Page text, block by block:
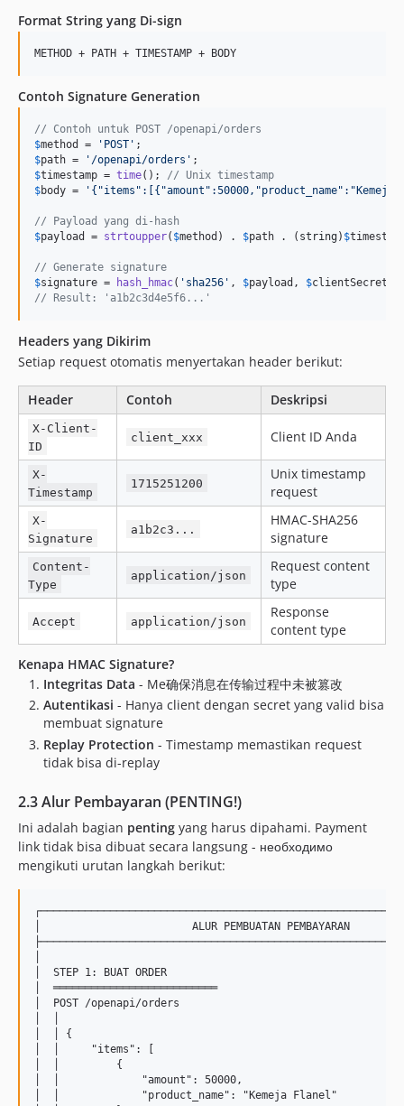
Format String yang Di-sign
Contoh Signature Generation
// Contoh untuk POST /openapi/orders
$method = ' POST '
$path = ' /openapi/orders '
$timestamp = time(); // Unix timestamp
$body = '
// Payload yang di-hash
$payload = strtoupper( $method ) . $path . ( string) $
// Generate signature
$signature = hash_hmac( ' sha256 ' , $payload , $clientSecret
// Result: 'a1b2c3d4e5f6...'
Headers yang Dikirim
Setiap request otomatis menyertakan header berikut:
Header Contoh Deskripsi
X-Client-
ID
client_xxx Client ID Anda
X-
Timestamp
1715251200
Unix timestamp
request
X-
Signature
a1b2c3...
HMAC-SHA256
signature
Content-
Type
application/json
Request content
type
Accept application/json
Response
content type
Kenapa HMAC Signature?
Integritas Data - Me确保消息在传输过程中未被篡改
Autentikasi - Hanya client dengan secret yang valid bisa
membuat signature
Replay Protection - Timestamp memastikan request
tidak bisa di-replay
2.3 Alur Pembayaran (PENTING!)
Ini adalah bagian penting yang harus dipahami. Payment
link tidak bisa dibuat secara langsung - необходимо
mengikuti urutan langkah berikut:
│                        ALUR PEMBUATAN
│  STEP 1: BUAT ORDER
│  ══════════════════════════
│  POST /openapi/orders
│  │ {
│  │     "items": [
│  │         {
│  │             "amount": 50000,
│  │             "product_name": "Kemeja Flanel"